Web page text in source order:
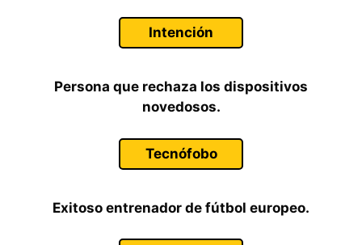
Intención
Persona que rechaza los dispositivos
novedosos.
Tecnófobo
Exitoso entrenador de fútbol europeo.